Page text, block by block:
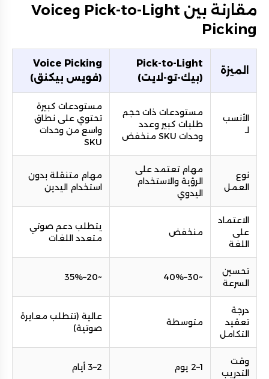
مقارنة بين Pick-to-Light وVoice
Picking
الميزة
Pick-to-Light
(بيك-تو-لايت)
Voice Picking
(فويس بيكنق)
الأنسب
لـ
مستودعات ذات حجم
طلبات كبير وعدد
وحدات SKU منخفض
مستودعات كبيرة
تحتوي على نطاق
واسع من وحدات
SKU
نوع
العمل
مهام تعتمد على
الرؤية والاستخدام
اليدوي
مهام متنقلة بدون
استخدام اليدين
الاعتماد
على
اللغة
منخفض
يتطلب دعم صوتي
متعدد اللغات
تحسين
السرعة
~30–40%
~20–35%
درجة
تعقيد
التكامل
متوسطة
عالية (تتطلب معايرة
صوتية)
وقت
التدريب
1–2 يوم 2–3 أيام